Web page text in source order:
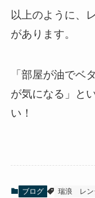
以上のように、
があります。
「部屋が油でベ
が気になる」と
い！
ブログ 瑞浪 レ